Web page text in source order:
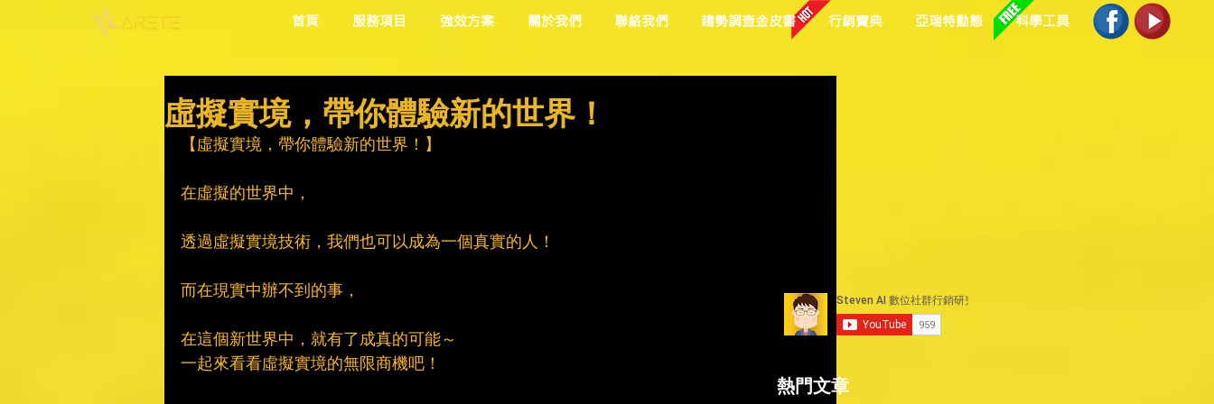
首頁 服務項目 強效方案 關於我們 聯絡我們 趨勢調查金皮書 行銷寶典 亞瑞特動態 科學工具
虛擬實境，帶你體驗新的世界！
【虛擬實境，帶你體驗新的世界！】
在虛擬的世界中，
透過虛擬實境技術，我們也可以成為一個真實的人！
而在現實中辦不到的事，
在這個新世界中，就有了成真的可能～
一起來看看虛擬實境的無限商機吧！
熱門文章